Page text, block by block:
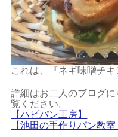
これは、『ネギ味噌チキ
詳細はお二人のブログ
覧ください。
【ハピパン工房】
【池田の手作りパン教